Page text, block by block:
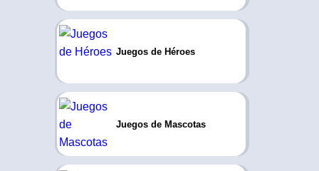
Juegos de Héroes
Juegos de Mascotas